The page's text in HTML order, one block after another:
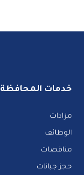
خدمات المحافظة
مزادات
الوظائف
مناقصات
حجز جبانات